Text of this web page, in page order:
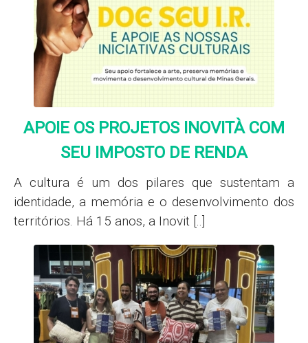
APOIE OS PROJETOS INOVITÀ COM
SEU IMPOSTO DE RENDA
A cultura é um dos pilares que sustentam a
identidade, a memória e o desenvolvimento dos
territórios. Há 15 anos, a Inovit [..]